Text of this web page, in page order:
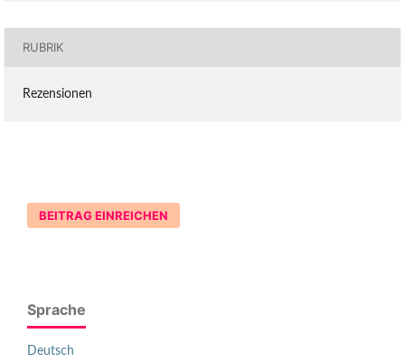
RUBRIK
Rezensionen
BEITRAG EINREICHEN
Sprache
Deutsch